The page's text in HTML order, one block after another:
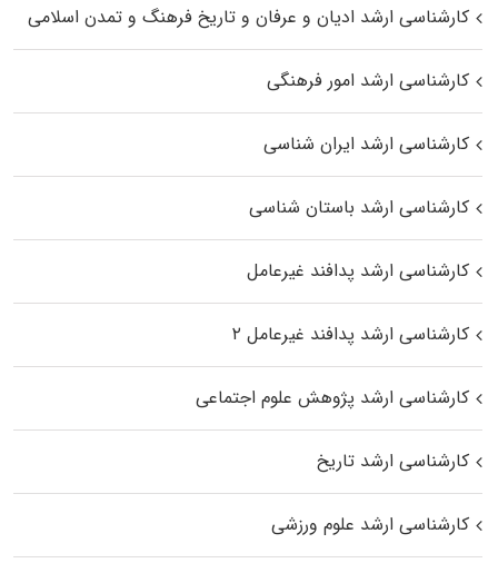
کارشناسی ارشد ادیان و عرفان و تاریخ فرهنگ و تمدن اسلامی
کارشناسی ارشد امور فرهنگی
کارشناسی ارشد ایران شناسی
کارشناسی ارشد باستان شناسی
کارشناسی ارشد پدافند غیرعامل
کارشناسی ارشد پدافند غیرعامل ۲
کارشناسی ارشد پژوهش علوم اجتماعی
کارشناسی ارشد تاریخ
کارشناسی ارشد علوم ورزشی